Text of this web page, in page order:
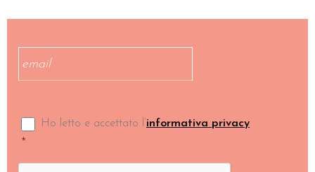
Email *
Consenso *
Ho letto e accettato l’ informativa privacy
*